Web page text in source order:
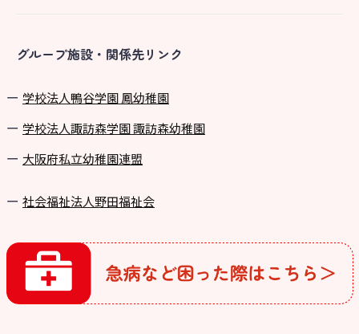
グループ施設・関係先リンク
学校法⼈鴨⾕学園 鳳幼稚園
学校法⼈諏訪森学園 諏訪森幼稚園
⼤阪府私⽴幼稚園連盟
社会福祉法人野田福祉会